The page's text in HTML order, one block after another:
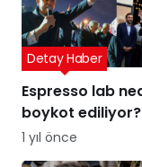
Espresso lab
boykot ediliyor?
Espresso Lab
kim?
Detay Haber
1 yıl önce